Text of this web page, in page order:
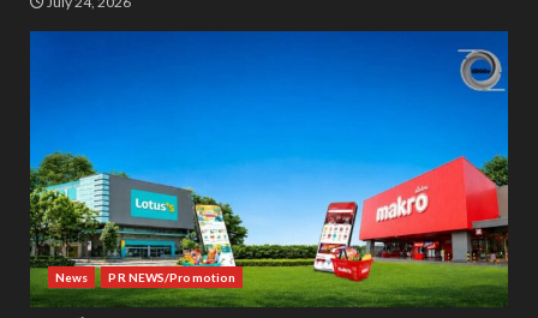
News PR NEWS/Promotion